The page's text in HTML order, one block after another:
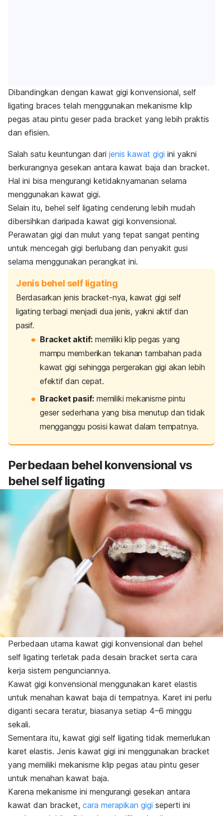
Dibandingkan dengan kawat gigi konvensional, self
ligating braces telah menggunakan mekanisme klip
pegas atau pintu geser pada bracket yang lebih praktis
dan efisien.
Salah satu keuntungan dari jenis kawat gigi ini yakni
berkurangnya gesekan antara kawat baja dan bracket.
Hal ini bisa mengurangi ketidaknyamanan selama
menggunakan kawat gigi.
Selain itu, behel self ligating cenderung lebih mudah
dibersihkan daripada kawat gigi konvensional.
Perawatan gigi dan mulut yang tepat sangat penting
untuk mencegah gigi berlubang dan penyakit gusi
selama menggunakan perangkat ini.
Jenis behel self ligating
Berdasarkan jenis bracket-nya, kawat gigi self
ligating terbagi menjadi dua jenis, yakni aktif dan
pasif.
Bracket aktif: memiliki klip pegas yang
mampu memberikan tekanan tambahan pada
kawat gigi sehingga pergerakan gigi akan lebih
efektif dan cepat.
Bracket pasif: memiliki mekanisme pintu
geser sederhana yang bisa menutup dan tidak
mengganggu posisi kawat dalam tempatnya.
Perbedaan behel konvensional vs
behelself ligating
Perbedaan utama kawat gigi konvensional dan behel
self ligating terletak pada desain bracket serta cara
kerja sistem pengunciannya.
Kawat gigi konvensional menggunakan karet elastis
untuk menahan kawat baja di tempatnya. Karet ini perlu
diganti secara teratur, biasanya setiap 4–6 minggu
sekali.
Sementara itu, kawat gigi self ligating tidak memerlukan
karet elastis. Jenis kawat gigi ini menggunakan bracket
yang memiliki mekanisme klip pegas atau pintu geser
untuk menahan kawat baja.
Karena mekanisme ini mengurangi gesekan antara
kawat dan bracket, cara merapikan gigi seperti ini